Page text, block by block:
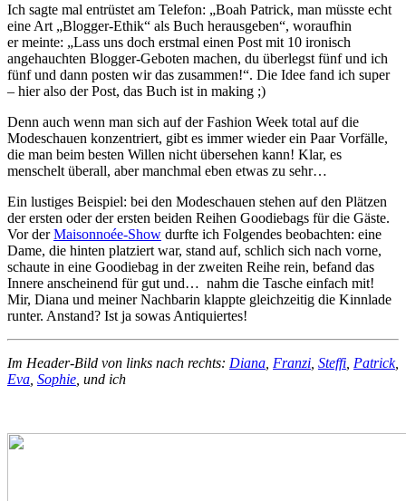
Ich sagte mal entrüstet am Telefon: „Boah Patrick, man müsste echt
eine Art „Blogger-Ethik“ als Buch herausgeben“, woraufhin
er meinte: „Lass uns doch erstmal einen Post mit 10 ironisch
angehauchten Blogger-Geboten machen, du überlegst fünf und ich
fünf und dann posten wir das zusammen!“. Die Idee fand ich super
– hier also der Post, das Buch ist in making ;)
Denn auch wenn man sich auf der Fashion Week total auf die
Modeschauen konzentriert, gibt es immer wieder ein Paar Vorfälle,
die man beim besten Willen nicht übersehen kann! Klar, es
menschelt überall, aber manchmal eben etwas zu sehr…
Ein lustiges Beispiel: bei den Modeschauen stehen auf den Plätzen
der ersten oder der ersten beiden Reihen Goodiebags für die Gäste.
Vor derMaisonnoée-Show durfte ich Folgendes beobachten: eine
Dame, die hinten platziert war, stand auf, schlich sich nach vorne,
schaute in eine Goodiebag in der zweiten Reihe rein, befand das
Innere anscheinend für gut und… nahm die Tasche einfach mit!
Mir, Diana und meiner Nachbarin klappte gleichzeitig die Kinnlade
runter. Anstand? Ist ja sowas Antiquiertes!
Im Header-Bild von links nach rechts: Diana Franzi Steffi Patrick,
Eva Sophie , und ich